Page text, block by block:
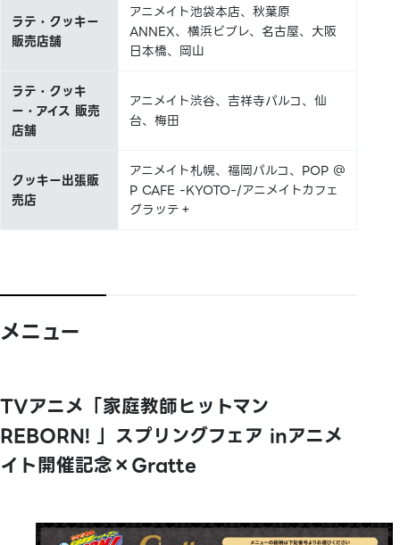
ラテ・クッキー
販売店舗
アニメイト池袋本店、秋葉原
ANNEX、横浜ビブレ、名古屋、大阪
日本橋、岡山
ラテ・クッキ
ー・アイス 販売
店舗
アニメイト渋谷、吉祥寺パルコ、仙
台、梅田
クッキー出張販
売店
アニメイト札幌、福岡パルコ、POP ＠
P CAFE -KYOTO-/アニメイトカフェ
グラッテ＋
メニュー
TVアニメ「家庭教師ヒットマン
REBORN! 」スプリングフェア inアニメ
イト開催記念×Gratte